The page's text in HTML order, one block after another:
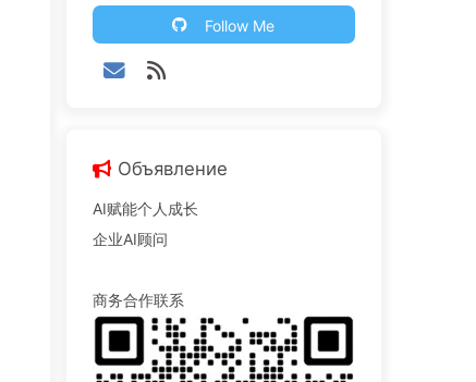
Follow Me
Объявление
AI赋能个人成长
企业AI顾问
商务合作联系